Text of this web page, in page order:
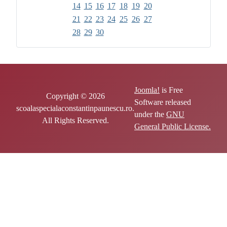
14 15 16 17 18 19 20
21
22 23 24 25 26 27
28 29 30
Copyright © 2026
scoalaspecialaconstantinpaunescu.ro.
All Rights Reserved.
Joomla! is Free
Software released
under the GNU
General Public License.